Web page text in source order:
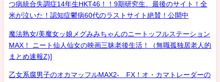
つ病統合失調症14年生HKT46！！9期研究生、最後のサイト！全
米が泣いた！認知症鬱病60代のラストサイト絶賛！公開中
魔法熟女/美魔女ッ娘メグみみちゃんのニートッフルステーション
MAX！ ニート仙人仙女の映画三昧老後生活！（無職孤独居老人的
まとめ速報Z)]
乙女系腐男子のオカマッフルMAX2- FX！オ・カマトレーダーの